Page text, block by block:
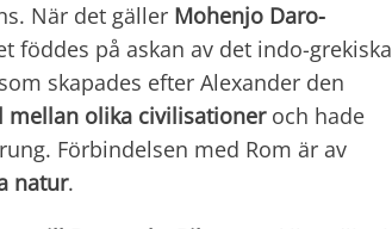
När det gäller Mohenjo Daro-
föddes på askan av det indo-grekiska
skapades efter Alexander den
mellan olika civilisationeroch hade
Förbindelsen med Rom är av
natur.